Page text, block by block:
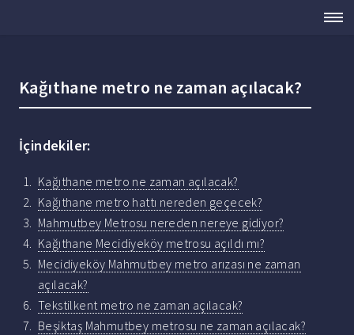
Kağıthane metro ne zaman açılacak?
İçindekiler:
Kağıthane metro ne zaman açılacak?
Kağıthane metro hattı nereden geçecek?
Mahmutbey Metrosu nereden nereye gidiyor?
Kağıthane Mecidiyeköy metrosu açıldı mı?
Mecidiyeköy Mahmutbey metro arızası ne zaman
açılacak?
Tekstilkent metro ne zaman açılacak?
Beşiktaş Mahmutbey metrosu ne zaman açılacak?